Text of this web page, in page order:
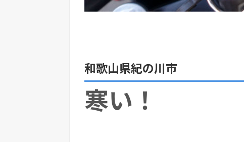
和歌山県紀の川市
寒い！